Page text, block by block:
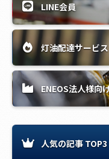
LINE会員
灯油配達サービス
ENEOS法人様向
人気の記事 TOP3